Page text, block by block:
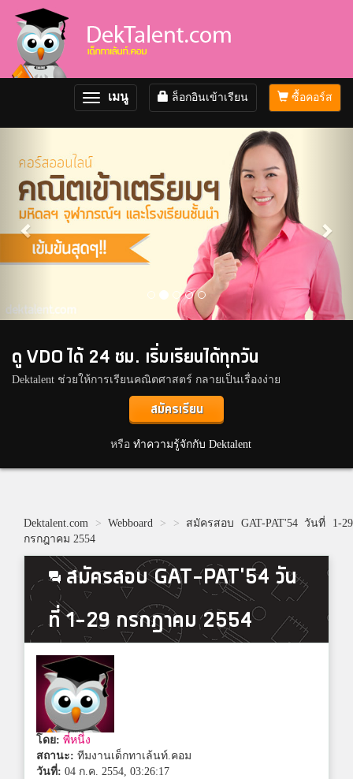
ซื้อคอร์ส
ล็อกอินเข้าเรียน
Toggle
navigation
เมนู
ดู VDO ได้ 24 ชม. เริ่มเรียนได้ทุกวัน
Dektalent ช่วยให้การเรียนคณิตศาสตร์ กลายเป็นเรื่องง่าย
สมัครเรียน
หรือ ทำความรู้จักกับ Dektalent
Dektalent.com >Webboard > > สมัครสอบ GAT-PAT'54 วันที่ 1-29
กรกฎาคม 2554
สมัครสอบ GAT-PAT'54 วัน
ที่ 1-29 กรกฎาคม 2554
โดย: พี่หนึ่ง
สถานะ: ทีมงานเด็กทาเล้นท์.คอม
วันที่: 04 ก.ค. 2554, 03:26:17